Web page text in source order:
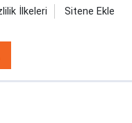
İlkeleri Sitene Ekle